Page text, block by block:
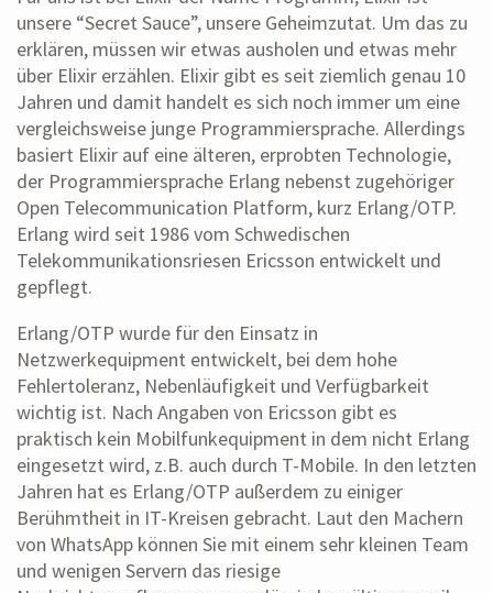
unsere “Secret Sauce”, unsere Geheimzutat. Um das zu
erklären, müssen wir etwas ausholen und etwas mehr
über Elixir erzählen. Elixir gibt es seit ziemlich genau 10
Jahren und damit handelt es sich noch immer um eine
vergleichsweise junge Programmiersprache. Allerdings
basiert Elixir auf eine älteren, erprobten Technologie,
der Programmiersprache Erlang nebenst zugehöriger
Open Telecommunication Platform, kurz Erlang/OTP.
Erlang wird seit 1986 vom Schwedischen
Telekommunikationsriesen Ericsson entwickelt und
gepflegt.
Erlang/OTP wurde für den Einsatz in
Netzwerkequipment entwickelt, bei dem hohe
Fehlertoleranz, Nebenläufigkeit und Verfügbarkeit
wichtig ist. Nach Angaben von Ericsson gibt es
praktisch kein Mobilfunkequipment in dem nicht Erlang
eingesetzt wird, z.B. auch durch T-Mobile. In den letzten
Jahren hat es Erlang/OTP außerdem zu einiger
Berühmtheit in IT-Kreisen gebracht. Laut den Machern
von WhatsApp können Sie mit einem sehr kleinen Team
und wenigen Servern das riesige